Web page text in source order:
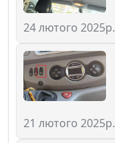
24 лютого 2025р.
21 лютого 2025р.